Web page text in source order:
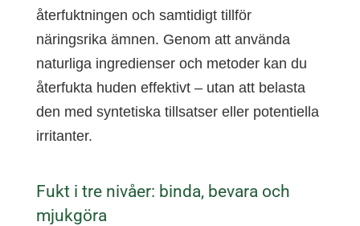
återfuktningen och samtidigt tillför
näringsrika ämnen. Genom att använda
naturliga ingredienser och metoder kan du
återfukta huden effektivt – utan att belasta
den med syntetiska tillsatser eller potentiella
irritanter.
Fukt i tre nivåer: binda, bevara och
mjukgöra